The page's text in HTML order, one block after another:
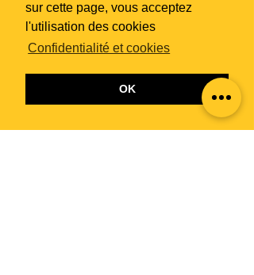
sur cette page, vous acceptez
l'utilisation des cookies
Confidentialité et cookies
OK